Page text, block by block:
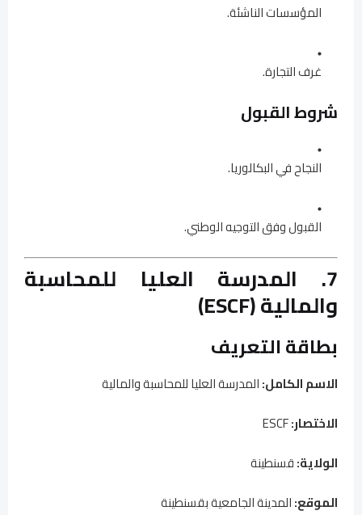
المؤسسات الناشئة.
غرف التجارة.
شروط القبول
النجاح في البكالوريا.
القبول وفق التوجيه الوطني.
7. المدرسة العليا للمحاسبة
والمالية (ESCF)
بطاقة التعريف
الاسم الكامل:المدرسة العليا للمحاسبة والمالية
الاختصار:
الولاية:قسنطينة
الموقع:المدينة الجامعية بقسنطينة